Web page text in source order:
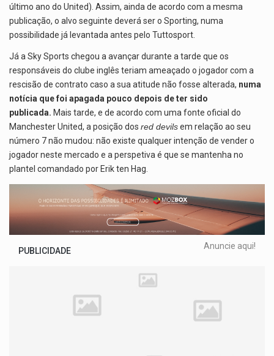
último ano do United). Assim, ainda de acordo com a mesma
publicação, o alvo seguinte deverá ser o Sporting, numa
possibilidade já levantada antes pelo Tuttosport.
Já a Sky Sports chegou a avançar durante a tarde que os
responsáveis do clube inglês teriam ameaçado o jogador com a
rescisão de contrato caso a sua atitude não fosse alterada, numa
notícia que foi apagada pouco depois de ter sido
publicada. Mais tarde, e de acordo com uma fonte oficial do
Manchester United, a posição dos red devilsem relação ao seu
número 7 não mudou: não existe qualquer intenção de vender o
jogador neste mercado e a perspetiva é que se mantenha no
plantel comandado por Erik ten Hag.
PUBLICIDADE Anuncie aqui!